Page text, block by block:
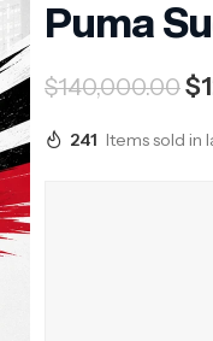
Puma
$140,000.00$
241 Items sold in